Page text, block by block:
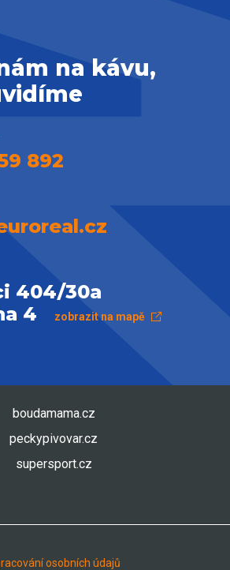
na kávu,
892
404/30a
4
zobrazit na mapě
boudamama.cz
peckypivovar.cz
supersport.cz
osobních údajů